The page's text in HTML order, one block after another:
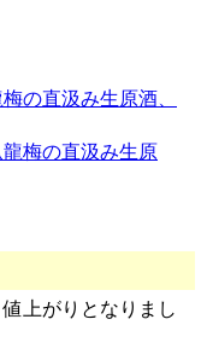
の直汲み生原酒、
龍梅の直汲み生原
上がりとなりまし